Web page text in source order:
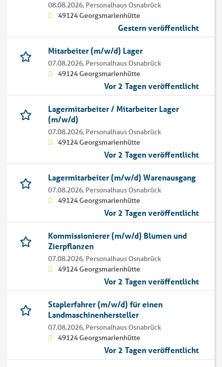
08.08.2026, Personalhaus Osnabrück
49124 Georgsmarienhütte
Gestern veröffentlicht
Mitarbeiter (m/w/d) Lager
07.08.2026, Personalhaus Osnabrück
49124 Georgsmarienhütte
Vor 2 Tagen veröffentlicht
Lagermitarbeiter / Mitarbeiter Lager
(m/w/d)
07.08.2026, Personalhaus Osnabrück
49124 Georgsmarienhütte
Vor 2 Tagen veröffentlicht
Lagermitarbeiter (m/w/d) Warenausgang
07.08.2026, Personalhaus Osnabrück
49124 Georgsmarienhütte
Vor 2 Tagen veröffentlicht
Kommissionierer (m/w/d) Blumen und
Zierpflanzen
07.08.2026, Personalhaus Osnabrück
49124 Georgsmarienhütte
Vor 2 Tagen veröffentlicht
Staplerfahrer (m/w/d) für einen
Landmaschinenhersteller
07.08.2026, Personalhaus Osnabrück
49124 Georgsmarienhütte
Vor 2 Tagen veröffentlicht